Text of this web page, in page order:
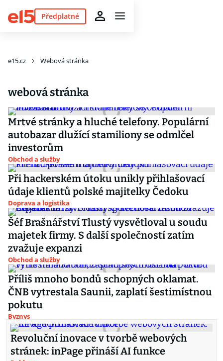
Předplatné
e15.cz Webová stránka
webová stránka
Mrtvé stránky a hluché telefony. Populární
autobazar dlužící stamiliony se odmlčel
investorům
Obchod a služby
Při hackerském útoku unikly přihlašovací
údaje klientů polské majitelky Čedoku
Doprava a logistika
Šéf Brašnářství Tlustý vysvětloval u soudu
majetek firmy. S další společností zatím
zvažuje expanzi
Obchod a služby
Příliš mnoho bondů schopných oklamat.
ČNB vytrestala Saunii, zaplatí šestimístnou
pokutu
Byznys
Revoluční inovace v tvorbě webových
stránek: inPage přináší AI funkce